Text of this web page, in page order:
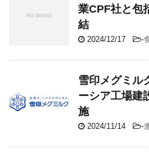
業CPF社と包
結
2024/12/17 -
雪印メグミル
ーシア工場建
施
2024/11/14 -